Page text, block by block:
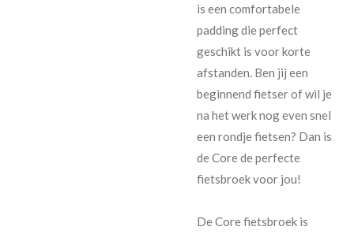
is een comfortabele
padding die perfect
geschikt is voor korte
afstanden. Ben jij een
beginnend fietser of wil je
na het werk nog even snel
een rondje fietsen? Dan is
de Core de perfecte
fietsbroek voor jou!
De Core fietsbroek is